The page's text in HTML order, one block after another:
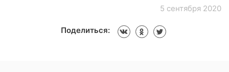
5 сентября 2020
Поделиться: